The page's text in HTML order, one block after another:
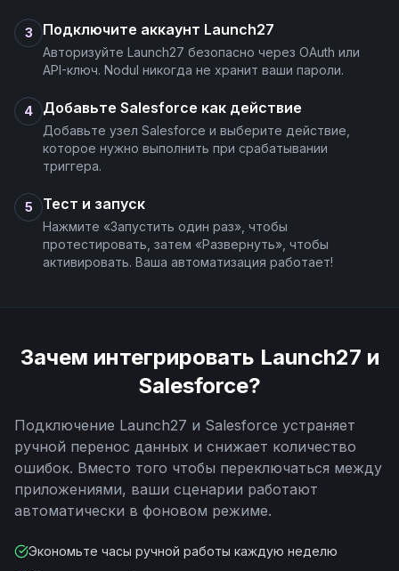
3 Подключите аккаунт Launch27
Авторизуйте Launch27 безопасно через OAuth или
API-ключ. Nodul никогда не хранит ваши пароли.
4 Добавьте Salesforce как действие
Добавьте узел Salesforce и выберите действие,
которое нужно выполнить при срабатывании
триггера.
5 Тест и запуск
Нажмите «Запустить один раз», чтобы
протестировать, затем «Развернуть», чтобы
активировать. Ваша автоматизация работает!
Зачем интегрировать Launch27 и
Salesforce?
Подключение Launch27 и Salesforce устраняет
ручной перенос данных и снижает количество
ошибок. Вместо того чтобы переключаться между
приложениями, ваши сценарии работают
автоматически в фоновом режиме.
Экономьте часы ручной работы каждую неделю